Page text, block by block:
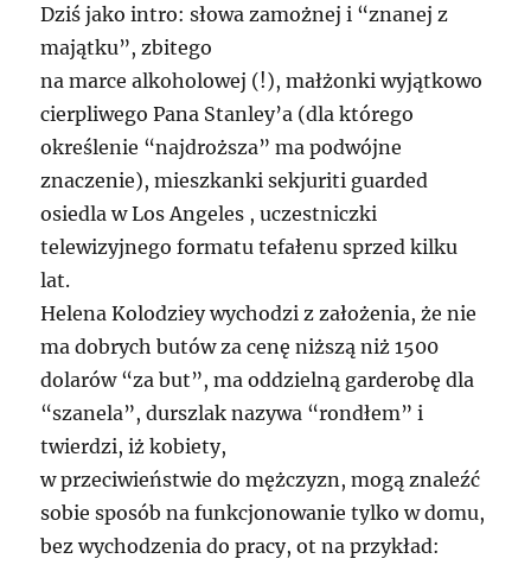
Dziś jako intro: słowa zamożnej i “znanej z
majątku”, zbitego
na marce alkoholowej (!), małżonki wyjątkowo
cierpliwego Pana Stanley’a (dla którego
określenie “najdroższa” ma podwójne
znaczenie), mieszkanki sekjuriti guarded
osiedla w Los Angeles , uczestniczki
telewizyjnego formatu tefałenu sprzed kilku
lat.
Helena Kolodziey wychodzi z założenia, że nie
ma dobrych butów za cenę niższą niż 1500
dolarów “za but”, ma oddzielną garderobę dla
“szanela”, durszlak nazywa “rondłem” i
twierdzi, iż kobiety,
w przeciwieństwie do mężczyzn, mogą znaleźć
sobie sposób na funkcjonowanie tylko w domu,
bez wychodzenia do pracy, ot na przykład: